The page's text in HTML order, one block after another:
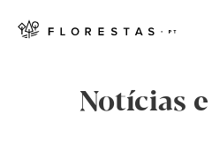
Notícias